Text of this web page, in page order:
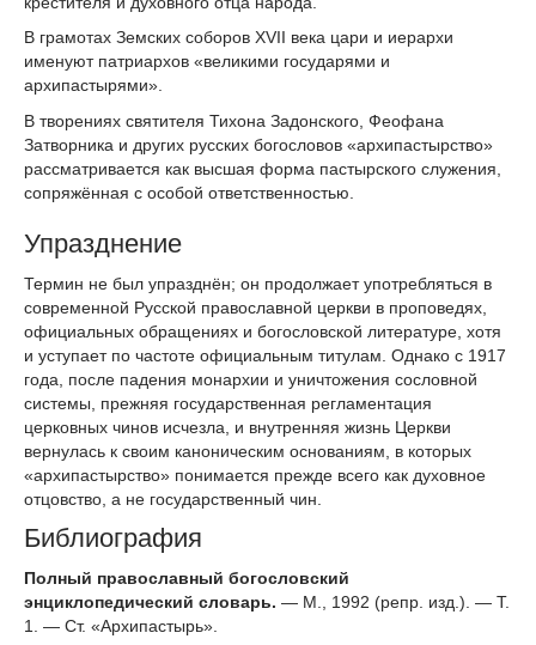
В грамотах Земских соборов XVII века цари и иерархи
именуют патриархов «великими государями и
архипастырями».
В творениях святителя Тихона Задонского, Феофана
Затворника и других русских богословов «архипастырство»
рассматривается как высшая форма пастырского служения,
сопряжённая с особой ответственностью.
Упразднение
Термин не был упразднён; он продолжает употребляться в
современной Русской православной церкви в проповедях,
официальных обращениях и богословской литературе, хотя
и уступает по частоте официальным титулам. Однако с 1917
года, после падения монархии и уничтожения сословной
системы, прежняя государственная регламентация
церковных чинов исчезла, и внутренняя жизнь Церкви
вернулась к своим каноническим основаниям, в которых
«архипастырство» понимается прежде всего как духовное
отцовство, а не государственный чин.
Библиография
Полный православный богословский
энциклопедический словарь. — М., 1992 (репр. изд.). — Т.
1. — Ст. «Архипастырь».